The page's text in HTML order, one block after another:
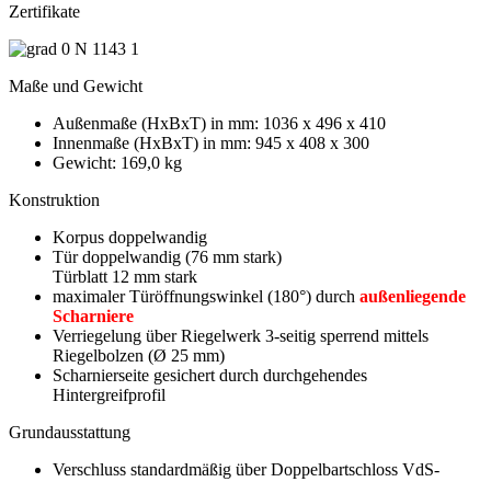
Zertifikate
Maße und Gewicht
Außenmaße (HxBxT) in mm: 1036 x 496 x 410
Innenmaße (HxBxT) in mm: 945 x 408 x 300
Gewicht: 169,0 kg
Konstruktion
Korpus doppelwandig
Tür doppelwandig (76 mm stark)
Türblatt 12 mm stark
maximaler Türöffnungswinkel (180°) durch außenliegende
Scharniere
Verriegelung über Riegelwerk 3-seitig sperrend mittels
Riegelbolzen (Ø 25 mm)
Scharnierseite gesichert durch durchgehendes
Hintergreifprofil
Grundausstattung
Verschluss standardmäßig über Doppelbartschloss VdS-